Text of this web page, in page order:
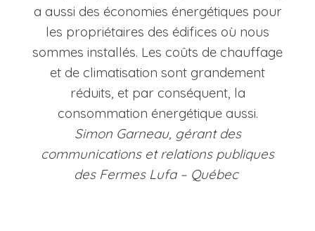
a aussi des économies énergétiques pour
les propriétaires des édifices où nous
sommes installés. Les coûts de chauffage
et de climatisation sont grandement
réduits, et par conséquent, la
consommation énergétique aussi.
Simon Garneau, gérant des
communications et relations publiques
des Fermes Lufa – Québec